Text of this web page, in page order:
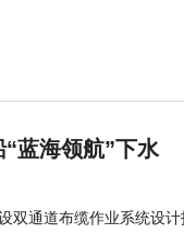
蓝海领航”下水
双通道布缆作业系统设